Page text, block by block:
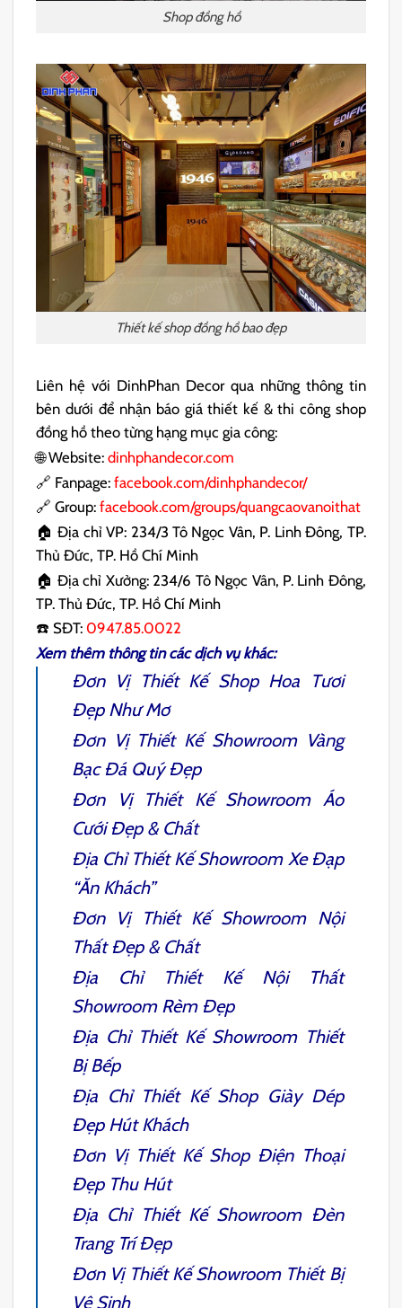
Shop đồng hồ
Thiết kế shop đồng hồ bao đẹp
Liên hệ với DinhPhan Decor qua những thông tin
bên dưới để nhận báo giá thiết kế & thi công shop
đồng hồ theo từng hạng mục gia công:
🌐 Website:dinhphandecor.com
🔗 Fanpage:facebook.com/dinhphandecor/
🔗 Group: facebook.com/groups/quangcaovanoithat
🏠 Địa chỉ VP: 234/3 Tô Ngọc Vân, P. Linh Đông, TP.
Thủ Đức, TP. Hồ Chí Minh
🏠 Địa chỉ Xưởng: 234/6 Tô Ngọc Vân, P. Linh Đông,
TP. Thủ Đức, TP. Hồ Chí Minh
☎️ SĐT: 0947.85.0022
Xem thêm thông tin các dịch vụ khác:
Đơn Vị Thiết Kế Shop Hoa Tươi
Đẹp Như Mơ
Đơn Vị Thiết Kế Showroom Vàng
Bạc Đá QuýĐẹp
Đơn Vị Thiết Kế Showroom Áo
CướiĐẹp & Chất
Địa Chỉ Thiết Kế Showroom Xe Đạp
“Ăn Khách”
Đơn Vị Thiết Kế Showroom Nội
ThấtĐẹp & Chất
Địa Chỉ
Thiết Kế Nội Thất
Showroom RèmĐẹp
Địa Chỉ Thiết Kế Showroom Thiết
Bị Bếp
Địa Chỉ Thiết Kế Shop Giày Dép
Đẹp Hút Khách
Đơn Vị Thiết Kế Shop Điện Thoại
Đẹp Thu Hút
Địa Chỉ Thiết Kế Showroom Đèn
Trang TríĐẹp
Đơn Vị Thiết Kế Showroom Thiết Bị
Vệ Sinh